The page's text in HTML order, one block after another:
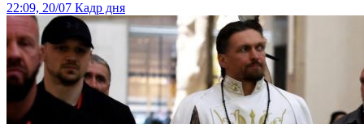
22:09, 20/07 Кадр дня